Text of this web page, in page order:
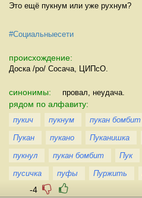
Это ещё пукнум или уже рухнум?
#Социальныесети
происхождение:
Доска /po/ Сосача, ЦИПсО.
синонимы: провал, неудача.
рядом по алфавиту:
пукич пукнум пукан бомбит
Пукан
пукано Пуканишка
пукнул
пукан бомбит Пук
пусичка
пуфы Пуржить
-4